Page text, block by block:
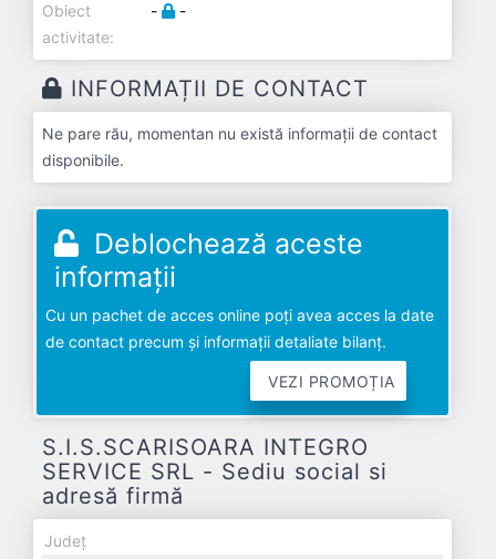
Obiect
activitate:
- -
INFORMAȚII DE CONTACT
Ne pare rău, momentan nu există informații de contact
disponibile.
Deblochează aceste
informații
Cu un pachet de acces online poți avea acces la date
de contact precum și informații detaliate bilanț.
VEZI PROMOȚIA
S.I.S.SCARISOARA INTEGRO
SERVICE SRL - Sediu social si
adresă firmă
Județ